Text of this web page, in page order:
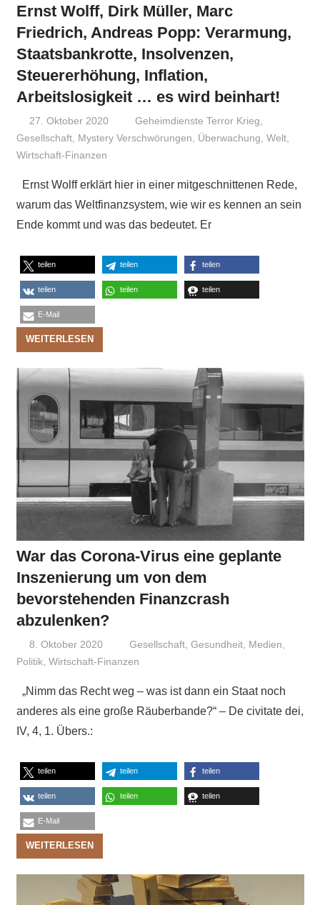
Ernst Wolff, Dirk Müller, Marc
Friedrich, Andreas Popp: Verarmung,
Staatsbankrotte, Insolvenzen,
Steuererhöhung, Inflation,
Arbeitslosigkeit … es wird beinhart!
27. Oktober 2020 Niki Vogt
Geheimdienste Terror Krieg
Gesellschaft, Mystery Verschwörungen Überwachung Welt,
Wirtschaft-Finanzen
Ernst Wolff erklärt hier in einer mitgeschnittenen Rede,
warum das Weltfinanzsystem, wie wir es kennen an sein
Ende kommt und was das bedeutet. Er
teilen teilen teilen
teilen teilen teilen
E-Mail
WEITERLESEN
War das Corona-Virus eine geplante
Inszenierung um von dem
bevorstehenden Finanzcrash
abzulenken?
8. Oktober 2020 Niki Vogt
Gesellschaft ,Gesundheit Medien
Politik, Wirtschaft-Finanzen
„Nimm das Recht weg – was ist dann ein Staat noch
anderes als eine große Räuberbande?“ – De civitate dei,
IV, 4, 1. Übers.:
teilen teilen teilen
teilen teilen teilen
E-Mail
WEITERLESEN